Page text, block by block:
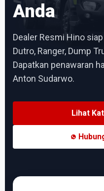
Anda
Dealer Resmi Hino
Dutro, Ranger, Dump
Dapatkan penawaran
Anton Sudarwo.
Lihat